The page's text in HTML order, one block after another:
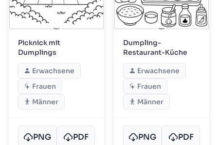
Picknick mit
Dumplings
Erwachsene
Frauen
Männer
PNG PDF
Dumpling-
Restaurant-Küche
Erwachsene
Frauen
Männer
PNG PDF